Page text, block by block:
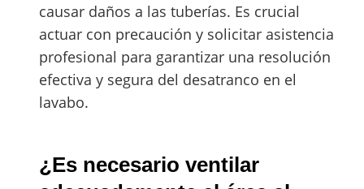
causar daños a las tuberías. Es crucial
actuar con precaución y solicitar asistencia
profesional para garantizar una resolución
efectiva y segura del desatranco en el
lavabo.
¿Es necesario ventilar